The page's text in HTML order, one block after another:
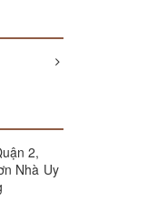
2,
Nhà Uy